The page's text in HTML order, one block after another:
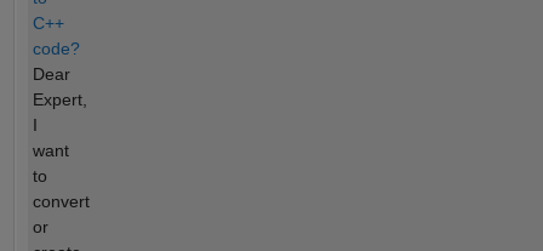
C++
code?
Dear
Expert,
I
want
to
convert
or